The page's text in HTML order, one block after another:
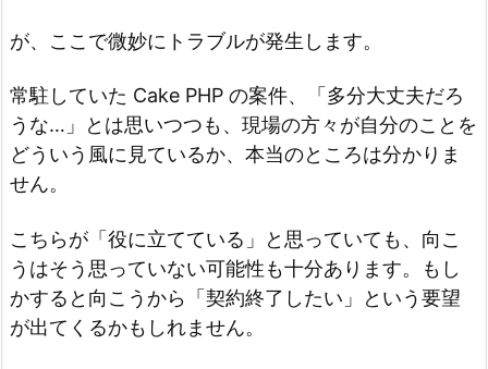
が、ここで微妙にトラブルが発生します。
常駐していた Cake PHP の案件、「多分大丈夫だろ
うな…」とは思いつつも、現場の方々が自分のことを
どういう風に見ているか、本当のところは分かりま
せん。
こちらが「役に立てている」と思っていても、向こ
うはそう思っていない可能性も十分あります。もし
かすると向こうから「契約終了したい」という要望
が出てくるかもしれません。